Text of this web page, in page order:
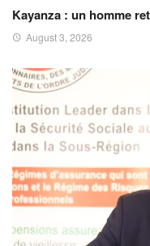
Kayanza : un homme
August 3, 2026